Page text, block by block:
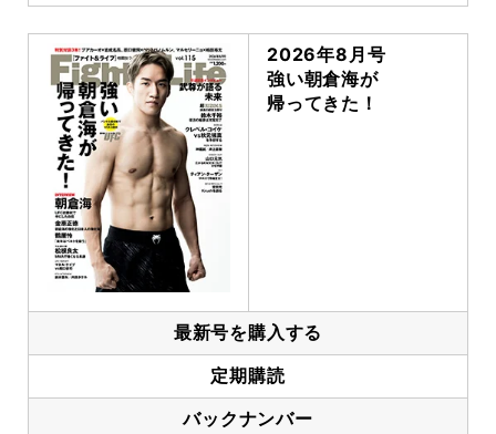
2026年8月号
強い朝倉海が
帰ってきた！
最新号を購入する
定期購読
バックナンバー